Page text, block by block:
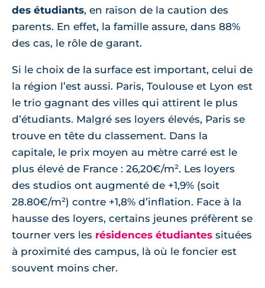
des étudiants, en raison de la caution des
parents. En effet, la famille assure, dans 88%
des cas, le rôle de garant.
Si le choix de la surface est important, celui de
la région l’est aussi. Paris, Toulouse et Lyon est
le trio gagnant des villes qui attirent le plus
d’étudiants. Malgré ses loyers élevés, Paris se
trouve en tête du classement. Dans la
capitale, le prix moyen au mètre carré est le
plus élevé de France : 26,20€/m². Les loyers
des studios ont augmenté de +1,9% (soit
28.80€/m²) contre +1,8% d’inflation. Face à la
hausse des loyers, certains jeunes préfèrent se
tourner vers les résidences étudiantes situées
à proximité des campus, là où le foncier est
souvent moins cher.